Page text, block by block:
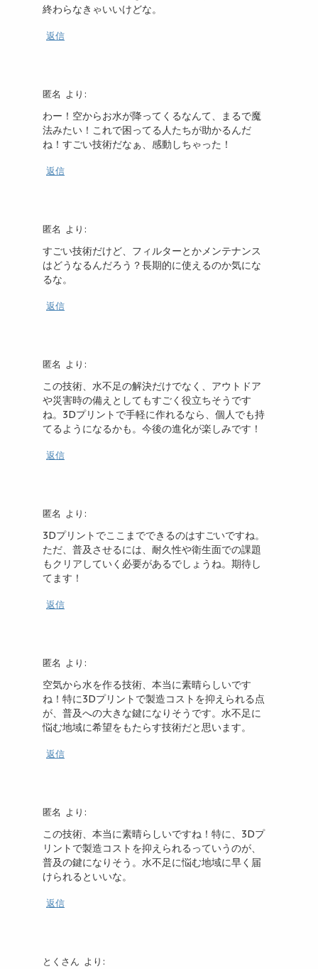
終わらなきゃいいけどな。
返信
匿名 より:
わー！空からお水が降ってくるなんて、まるで魔
法みたい！これで困ってる人たちが助かるんだ
ね！すごい技術だなぁ、感動しちゃった！
返信
匿名 より:
すごい技術だけど、フィルターとかメンテナンス
はどうなるんだろう？長期的に使えるのか気にな
るな。
返信
匿名 より:
この技術、水不足の解決だけでなく、アウトドア
や災害時の備えとしてもすごく役立ちそうです
ね。3Dプリントで手軽に作れるなら、個人でも持
てるようになるかも。今後の進化が楽しみです！
返信
匿名 より:
3Dプリントでここまでできるのはすごいですね。
ただ、普及させるには、耐久性や衛生面での課題
もクリアしていく必要があるでしょうね。期待し
てます！
返信
匿名 より:
空気から水を作る技術、本当に素晴らしいです
ね！特に3Dプリントで製造コストを抑えられる点
が、普及への大きな鍵になりそうです。水不足に
悩む地域に希望をもたらす技術だと思います。
返信
匿名 より:
この技術、本当に素晴らしいですね！特に、3Dプ
リントで製造コストを抑えられるっていうのが、
普及の鍵になりそう。水不足に悩む地域に早く届
けられるといいな。
返信
とくさん より: